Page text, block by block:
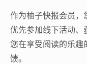
作为柚子快报会员，
优先参加线下活动、
您在享受阅读的乐趣
馈。